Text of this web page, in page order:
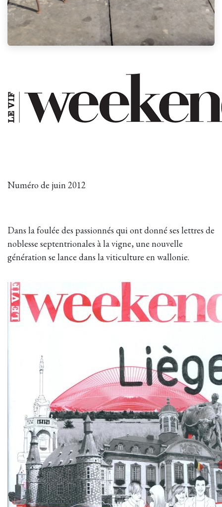
Numéro de juin 2012
Dans la foulée des passionnés qui ont donné ses lettres de
noblesse septentrionales à la vigne, une nouvelle
génération se lance dans la viticulture en wallonie.